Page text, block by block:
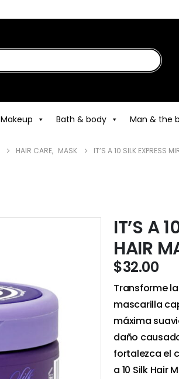
Makeup Bath & body Man & the
HAIR CARE, MASK IT’S A 10 SILK EXPRESS
IT’S A
HAIR
$32.00
Transforme
mascarilla
máxima
daño
fortalezca el
a 10 Silk Hair